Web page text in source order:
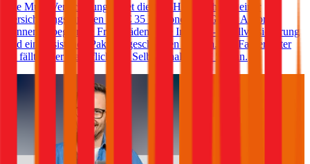
Die Muki Versicherung bietet die Kfz-Haftpflicht mit einer
Versicherungssummen von € 35 Millionen an. Gegen Aufpreis
können unbegrenzte Freischäden, eine Insassen-Unfallversicherung
und ein Assistance-Paket abgeschlossen werden. Für Fahrer unter
23 fällt in der Haftpflicht ein Selbstbehalt von € 500 an.